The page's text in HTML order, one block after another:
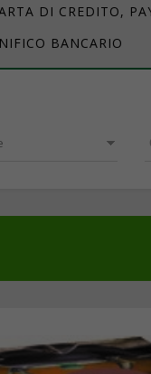
DI CREDITO,
BANCARIO